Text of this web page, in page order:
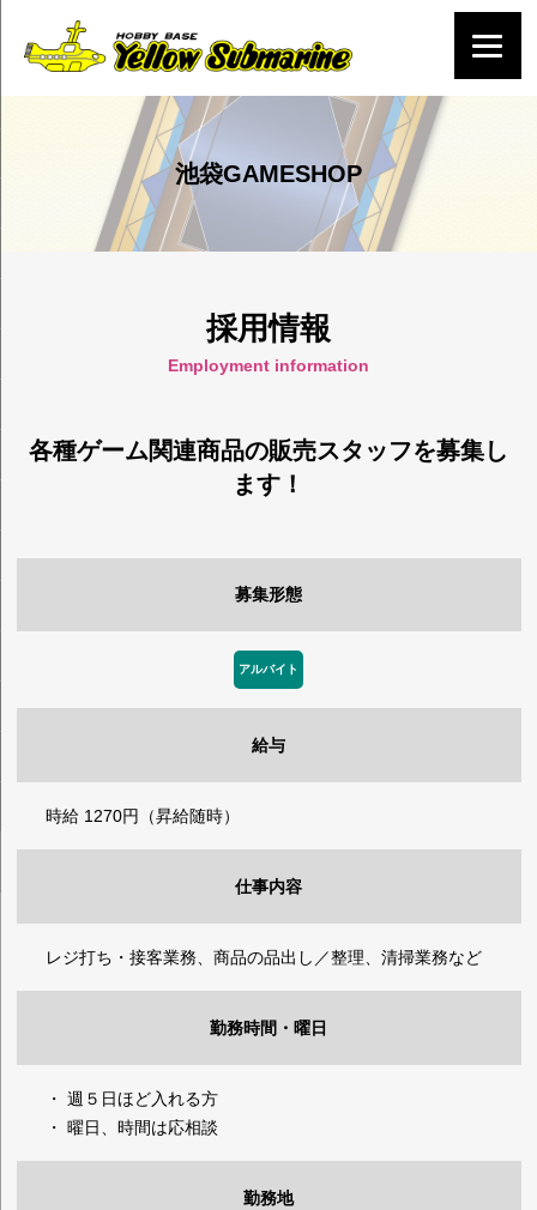
池袋GAMESHOP
採用情報
Employment information
各種ゲーム関連商品の販売スタッフを募集し
ます！
募集形態
アルバイト
給与
時給 1270円（昇給随時）
仕事内容
レジ打ち・接客業務、商品の品出し／整理、清掃業務など
勤務時間・曜日
・ 週５日ほど入れる方
・ 曜日、時間は応相談
勤務地